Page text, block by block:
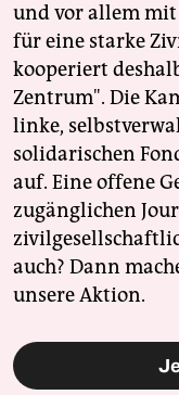
und vor allem mit
für eine starke
kooperiert
Zentrum". Die
linke,
solidarischen
auf. Eine offene
zugänglichen
auch? Dann
unsere Aktion.